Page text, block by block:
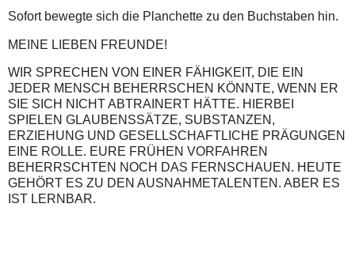
Sofort bewegte sich die Planchette zu den Buchstaben hin.
MEINE LIEBEN FREUNDE!
WIR SPRECHEN VON EINER FÄHIGKEIT, DIE EIN
JEDER MENSCH BEHERRSCHEN KÖNNTE, WENN ER
SIE SICH NICHT ABTRAINERT HÄTTE. HIERBEI
SPIELEN GLAUBENSSÄTZE, SUBSTANZEN,
ERZIEHUNG UND GESELLSCHAFTLICHE PRÄGUNGEN
EINE ROLLE. EURE FRÜHEN VORFAHREN
BEHERRSCHTEN NOCH DAS FERNSCHAUEN. HEUTE
GEHÖRT ES ZU DEN AUSNAHMETALENTEN. ABER ES
IST LERNBAR.